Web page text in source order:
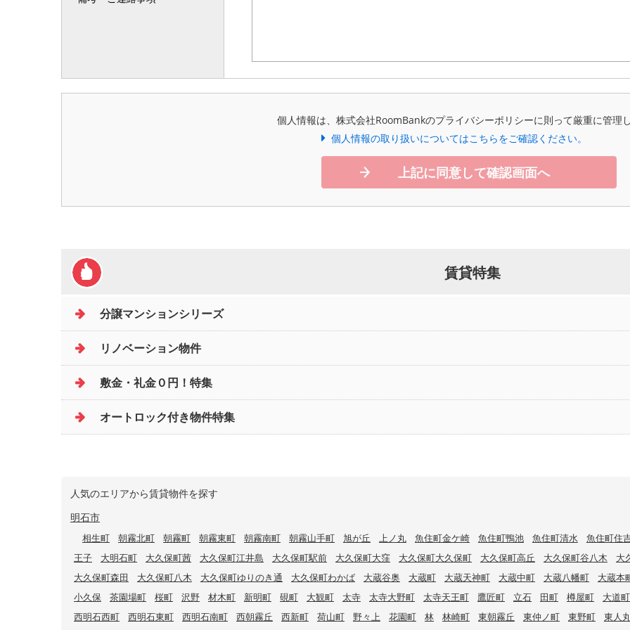
個人情報は、株式会社RoomBankのプライバシーポリシーに則って厳重に管理
個人情報の取り扱いについてはこちらをご確認ください。
上記に同意して確認画面へ
賃貸特集
分譲マンションシリーズ
リノベーション物件
敷金・礼金０円！特集
オートロック付き物件特集
人気のエリアから賃貸物件を探す
明石市
相生町 朝霧北町 朝霧町 朝霧東町 朝霧南町 朝霧山手町 旭が丘 上ノ丸 魚住町金ケ崎 魚住町鴨池 魚住町清水
魚住町住
王子
大明石町 大久保町茜 大久保町江井島 大久保町駅前 大久保町大窪 大久保町大久保町 大久保町高丘 大久保町谷八木
大
大久保町森田
大久保町八木 大久保町ゆりのき通 大久保町わかば 大蔵谷奥 大蔵町 大蔵天神町 大蔵中町 大蔵八幡町
大蔵本
小久保
茶園場町 桜町 沢野 材木町 新明町 硯町 大観町 太寺 太寺大野町 太寺天王町 鷹匠町 立石 田町 樽屋町
大道町
西明石西町
西明石東町 西明石南町 西朝霧丘 西新町 荷山町 野々上 花園町 林 林崎町 東朝霧丘 東仲ノ町 東野町 東人